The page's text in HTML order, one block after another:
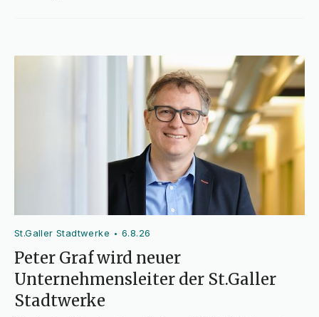
St.Galler Stadtwerke • 6.8.26
Peter Graf wird neuer
Unternehmensleiter der St.Galler
Stadtwerke